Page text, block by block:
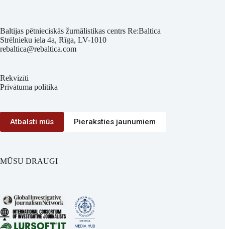
Baltijas pētnieciskās žurnālistikas centrs Re:Baltica
Strēlnieku iela 4a, Rīga, LV-1010
rebaltica@rebaltica.com
Rekvizīti
Privātuma politika
Atbalsti mūs Pieraksties jaunumiem
MŪSU DRAUGI